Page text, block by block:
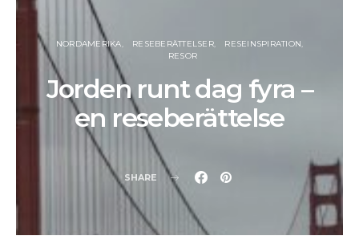
NORDAMERIKA RESEBERÄTTELSER
RESEINSPIRATION
RESOR
Jorden runt dag fyra –
en reseberättelse
SHARE